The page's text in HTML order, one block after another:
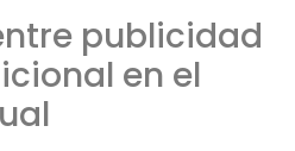
publicidad
en el